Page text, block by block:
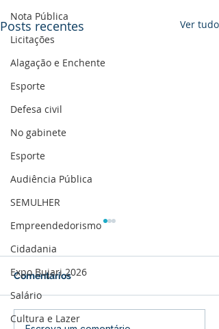
Nota Pública
Licitações
Alagação e Enchente
Esporte
Defesa civil
No gabinete
Esporte
Audiência Pública
SEMULHER
Empreendedorismo
Cidadania
Expo Bujari 2026
Salário
Cultura e Lazer
Posts recentes Ver tudo
Comentários